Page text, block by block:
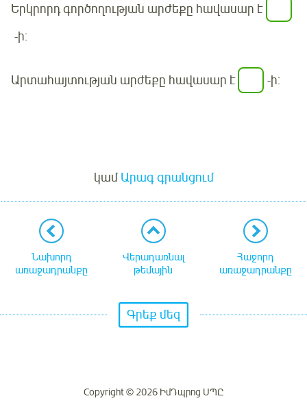
Երկրորդ գործողության արժեքը հավասար է
-ի:
Արտահայտության արժեքը հավասար է -ի:
կամԱրագ գրանցում
Նախորդ
առաջադրանքը
Վերադառնալ
թեմային
Հաջորդ
առաջադրանքը
Գրեք մեզ
Copyright © 2026 ԻմԴպրոց ՍՊԸ